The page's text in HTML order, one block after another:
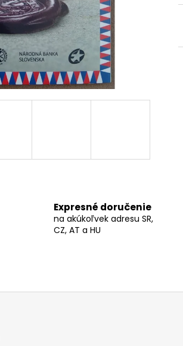
Expresné doručenie
na akúkoľvek adresu SR,
CZ, AT a HU